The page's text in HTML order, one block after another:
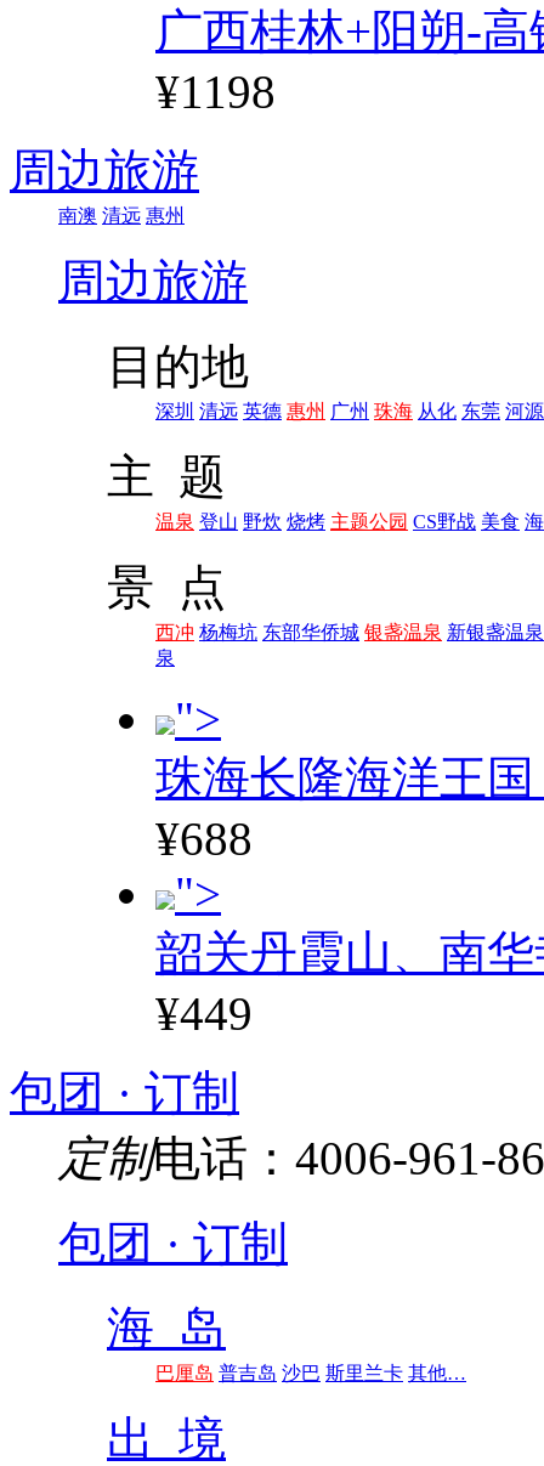
广西桂林+阳朔-高
¥1198
周边旅游
南澳 清远 惠州
周边旅游
目的地
深圳 清远 英德 惠州 广州 珠海 从化 东莞 河源
主 题
温泉 登山 野炊 烧烤 主题公园 CS野战 美食
景 点
西冲 杨梅坑 东部华侨城 银盏温泉 新银盏温泉
泉
">
珠海长隆海洋王
¥688
">
韶关丹霞山、南
¥449
包团 · 订制
定制电话：4006-961-
包团 · 订制
海 岛
巴厘岛 普吉岛 沙巴 斯里兰卡 其他…
出 境